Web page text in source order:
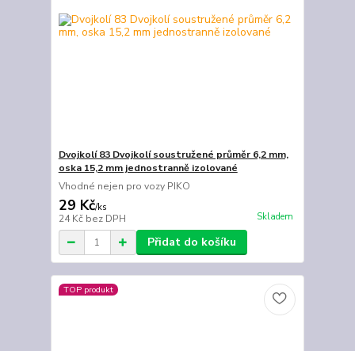
Dvojkolí 83 Dvojkolí soustružené průměr 6,2 mm,
oska 15,2 mm jednostranně izolované
Vhodné nejen pro vozy PIKO
29 Kč/ks
24 Kč bez DPH Skladem
Přidat do košíku
TOP produkt